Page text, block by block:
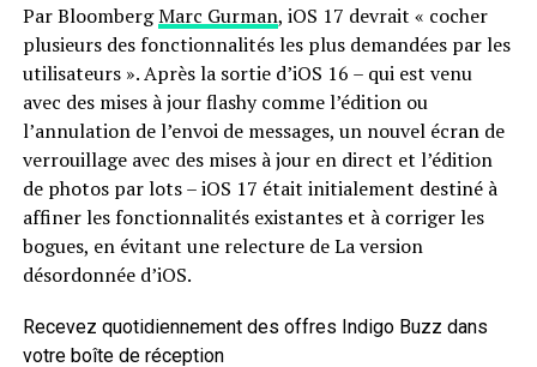
Par BloombergMarc Gurman, iOS 17 devrait « cocher
plusieurs des fonctionnalités les plus demandées par les
utilisateurs ». Après la sortie d’iOS 16 – qui est venu
avec des mises à jour flashy comme l’édition ou
l’annulation de l’envoi de messages, un nouvel écran de
verrouillage avec des mises à jour en direct et l’édition
de photos par lots – iOS 17 était initialement destiné à
affiner les fonctionnalités existantes et à corriger les
bogues, en évitant une relecture de La version
désordonnée d’iOS.
Recevez quotidiennement des offres Indigo Buzz dans
votre boîte de réception